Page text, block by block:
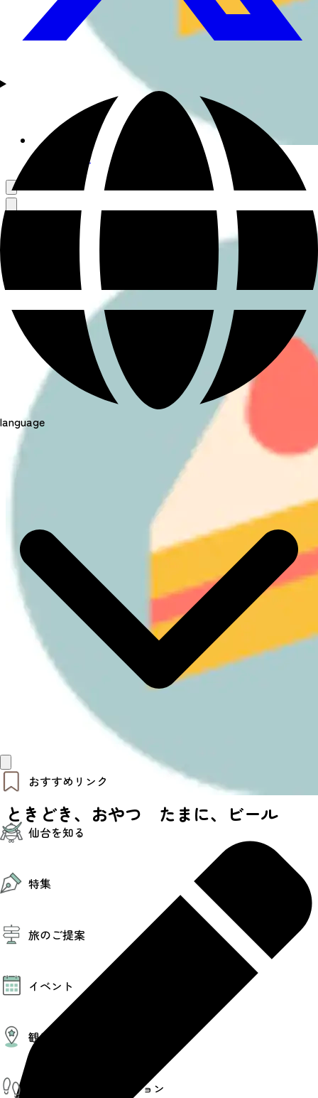
language
おすすめリンク
仙台夜時間
モデルコース
お得なチケット
仙台を知る
エリアガイド
仙台観光PR動画ライブラリー
仙台から行く東北周遊旅
伝統的工芸品
特集
夜時間トピックス
旅のご提案
モデルコース
AIおまかせコース
オリジナルプラン
みんなの旅行記
イベント
イベント情報
その他イベント情報（音楽・展示会）
観光情報
仙台旅先体験コレクション
さんぽ好き
ときどき、おやつ たまに、ビール